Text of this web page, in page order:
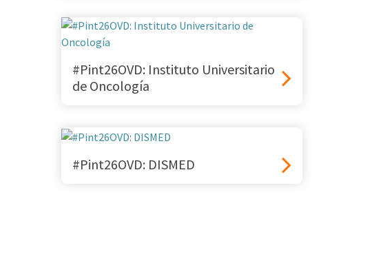
#Pint26OVD: Instituto Universitario
de Oncología
#Pint26OVD: DISMED